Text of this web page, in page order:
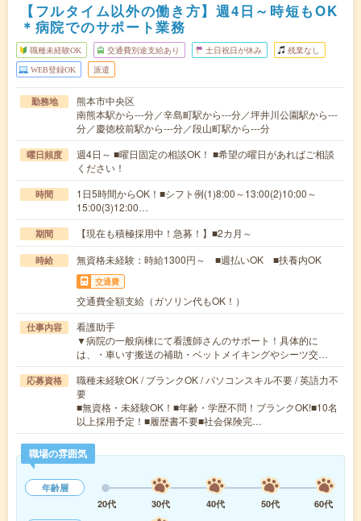
【フルタイム以外の働き方】週4日～時短もOK
＊病院でのサポート業務
職種未経験OK 交通費別途支給あり 土日祝日が休み 残業なし
WEB登録OK 派遣
勤務地
熊本市中央区
南熊本駅から---分／辛島町駅から---分／坪井川公園駅から---
分／慶徳校前駅から---分／段山町駅から---分
曜日頻度
週4日～ ■曜日固定の相談OK！ ■希望の曜日があればご相談
ください！
時間
1日5時間からOK！■シフト例(1)8:00～13:00(2)10:00～
15:00(3)12:00…
期間 【現在も積極採用中！急募！】■2カ月～
時給 無資格未経験：時給1300円～ ■週払いOK ■扶養内OK
交通費
交通費全額支給（ガソリン代もOK！）
仕事内容
看護助手
▼病院の一般病棟にて看護師さんのサポート！具体的に
は、・車いす搬送の補助・ベットメイキングやシーツ交…
応募資格
職種未経験OK / ブランクOK / パソコンスキル不要 / 英語力不
要
■無資格・未経験OK！■年齢・学歴不問！ブランクOK!■10名
以上採用予定！■履歴書不要■社会保険完…
職場の雰囲気
年齢層
20代
30代 40代 50代
60代